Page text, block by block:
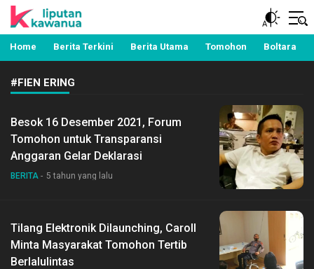
Liputan Kawanua
Berita Manado, Sulawesi Utara, Kawanua, Politik,
Pemerintahan, Hukum Kriminal dan Nasional
Home Berita Terkini Berita Utama Tomohon Boltara
#FIEN ERING
Besok 16 Desember 2021, Forum
Tomohon untuk Transparansi
Anggaran Gelar Deklarasi
BERITA 5 tahun yang lalu
Tilang Elektronik Dilaunching, Caroll
Minta Masyarakat Tomohon Tertib
Berlalulintas